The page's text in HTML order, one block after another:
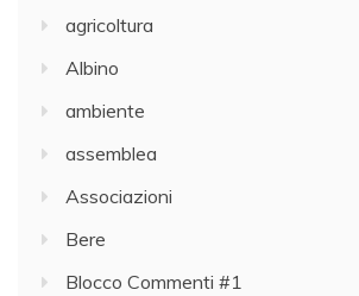
agricoltura
Albino
ambiente
assemblea
Associazioni
Bere
Blocco Commenti #1